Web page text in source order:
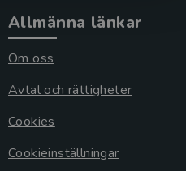
Allmänna länkar
Om oss
Avtal och rättigheter
Cookies
Cookieinställningar